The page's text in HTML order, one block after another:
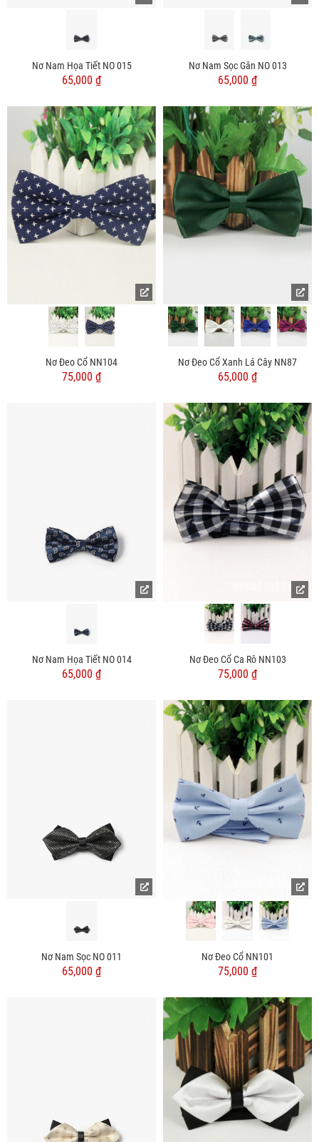
Nơ Nam Họa Tiết NO 015
65,000 ₫
Nơ Nam Sọc Gân NO 013
65,000 ₫
Nơ Đeo Cổ NN104
75,000 ₫
Nơ Đeo Cổ Xanh Lá Cây NN87
65,000 ₫
Nơ Nam Họa Tiết NO 014
65,000 ₫
Nơ Đeo Cổ Ca Rô NN103
75,000 ₫
Nơ Nam Sọc NO 011
65,000 ₫
Nơ Đeo Cổ NN101
75,000 ₫